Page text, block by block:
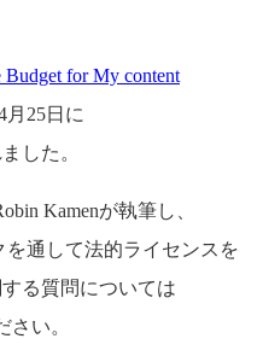
for My content
月25日に
した。
Kamenが執筆し、
通して法的ライセンスを
る質問については
さい。